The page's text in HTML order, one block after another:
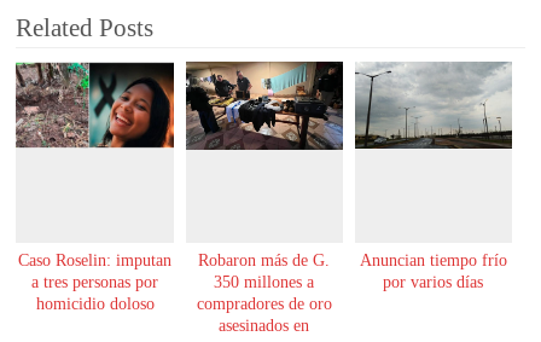
Related Posts
Caso Roselin: imputan
a tres personas por
homicidio doloso
Robaron más de G.
350 millones a
compradores de oro
asesinados en
Anuncian tiempo frío
por varios días